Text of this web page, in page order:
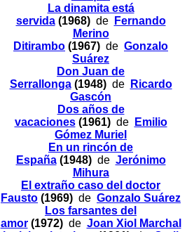
La dinamita está
servida(1968) de
Fernando
Merino
Ditirambo (1967) de Gonzalo
Suárez
Don Juan de
Serrallonga(1948) de
Ricardo
Gascón
Dos años de
vacaciones(1961) de
Emilio
Gómez Muriel
En un rincón de
España(1948) de Jerónimo
Mihura
El extraño caso del doctor
Fausto (1969) de Gonzalo Suárez
Los farsantes del
amor(1972) de Joan Xiol Marchal